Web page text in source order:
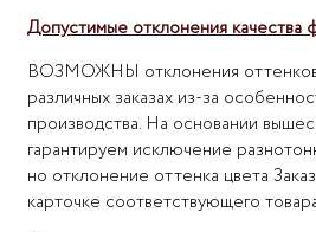
Допустимые отклонения
ВОЗМОЖНЫ отклонения оттенков
различных заказах из-за
производства. На основании
гарантируем исключение
но отклонение оттенка цвета
карточке соответствующего